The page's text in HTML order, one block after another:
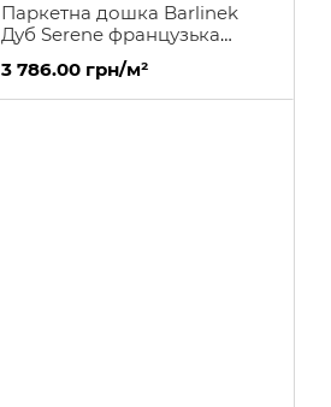
Паркетна дошка Barlinek
Дуб Serene французька
3 786.00 грн/м²